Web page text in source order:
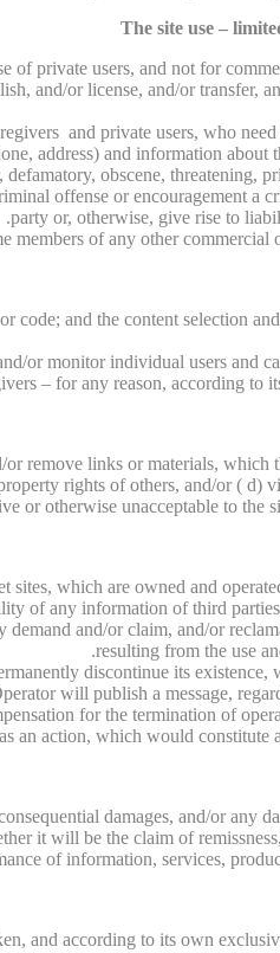
The site use –
of private users, and not for
and/or license, and/or transfer,
and private users, who need
address) and information about
obscene, threatening,
offense or encouragement a
party or, otherwise, give rise to
of any other commercial
and the content selection
or monitor individual users and
– for any reason, according to
remove links or materials, which
rights of others, and/or ( d)
or otherwise unacceptable to the
which are owned and
of any information of third
and/or claim, and/or
resulting from the use
discontinue its
will publish a message,
for the termination of
action, which would constitute
damages, and/or any
it will be the claim of
of information, services,
and according to its own